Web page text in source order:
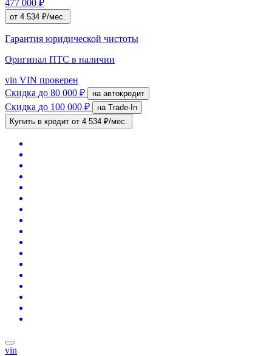
477 000 ₽
от 4 534 ₽/мес.
Гарантия юридической чистоты
Оригинал ПТС в наличии
vin VIN проверен
Скидка до 80 000 ₽ на автокредит
Скидка до 100 000 ₽
на Trade-In
Купить в кредит от 4 534 ₽/мес.
vin